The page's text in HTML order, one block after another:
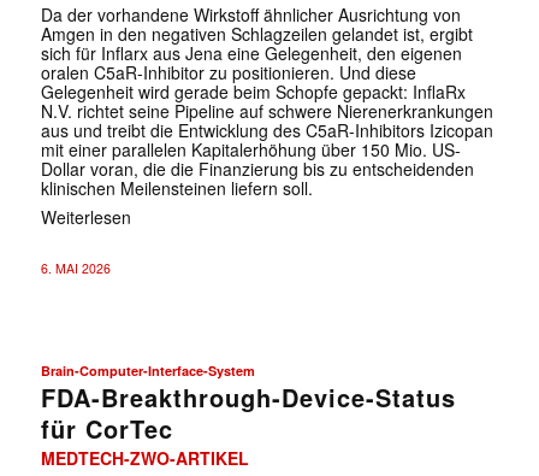
Da der vorhandene Wirkstoff ähnlicher Ausrichtung von
Amgen in den negativen Schlagzeilen gelandet ist, ergibt
sich für Inflarx aus Jena eine Gelegenheit, den eigenen
oralen C5aR-Inhibitor zu positionieren. Und diese
Gelegenheit wird gerade beim Schopfe gepackt: InflaRx
N.V. richtet seine Pipeline auf schwere Nierenerkrankungen
aus und treibt die Entwicklung des C5aR-Inhibitors Izicopan
mit einer parallelen Kapitalerhöhung über 150 Mio. US-
Dollar voran, die die Finanzierung bis zu entscheidenden
klinischen Meilensteinen liefern soll.
Weiterlesen
6. MAI 2026
Brain-Computer-Interface-System
FDA-Breakthrough-Device-Status
für CorTec
MEDTECH-ZWO-ARTIKEL